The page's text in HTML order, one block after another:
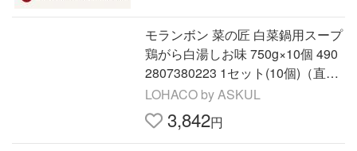
モランボン 菜の匠 白菜鍋用スープ
鶏がら白湯しお味 750g×10個 490
2807380223 1セット(10個)（直送
品）
LOHACO by ASKUL
3,842円